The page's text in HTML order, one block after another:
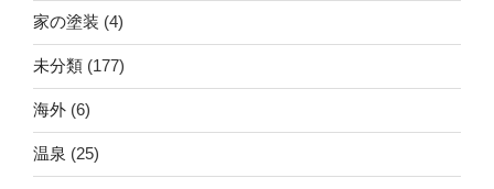
家の塗装 (4)
未分類 (177)
海外 (6)
温泉 (25)